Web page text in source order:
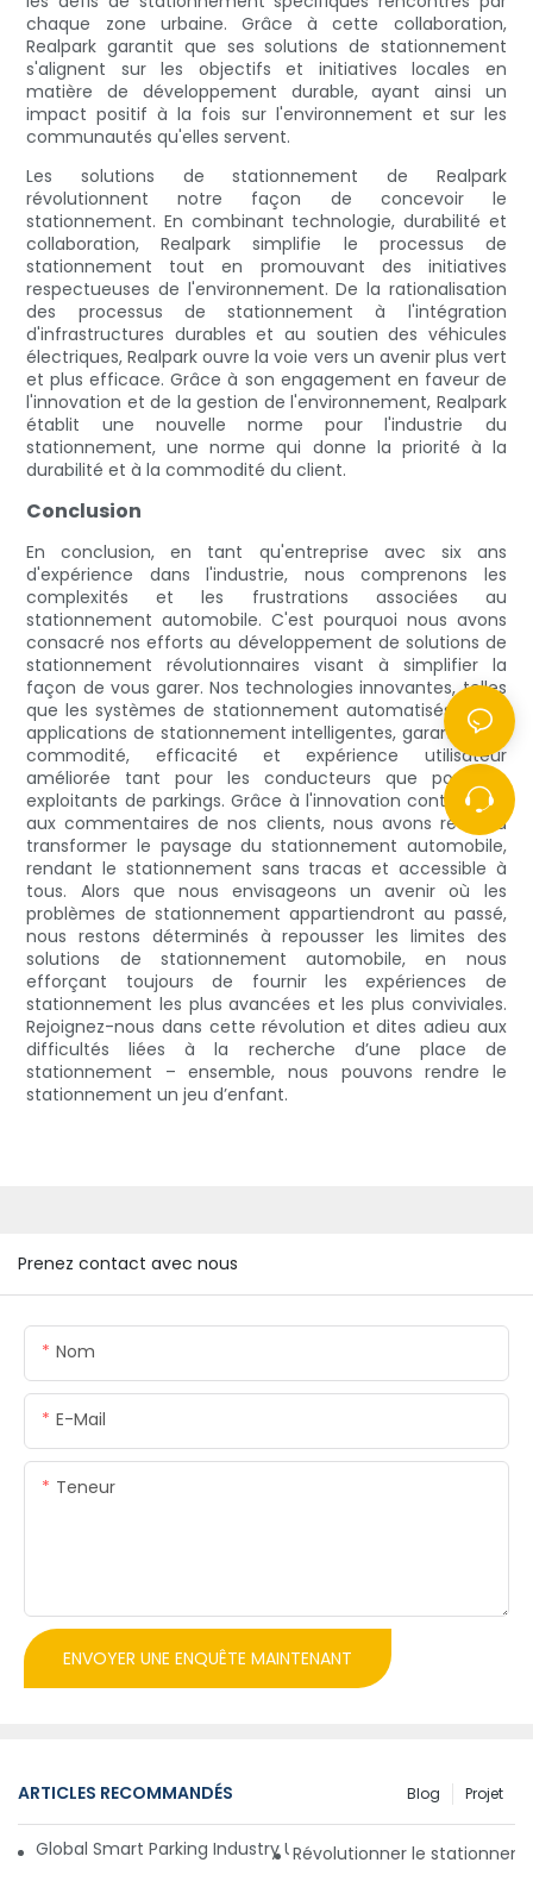
chaque zone urbaine. Grâce à cette collaboration,
Realpark garantit que ses solutions de stationnement
s'alignent sur les objectifs et initiatives locales en
matière de développement durable, ayant ainsi un
impact positif à la fois sur l'environnement et sur les
communautés qu'elles servent.
Les solutions de stationnement de Realpark
révolutionnent notre façon de concevoir le
stationnement. En combinant technologie, durabilité et
collaboration, Realpark simplifie le processus de
stationnement tout en promouvant des initiatives
respectueuses de l'environnement. De la rationalisation
des processus de stationnement à l'intégration
d'infrastructures durables et au soutien des véhicules
électriques, Realpark ouvre la voie vers un avenir plus vert
et plus efficace. Grâce à son engagement en faveur de
l'innovation et de la gestion de l'environnement, Realpark
établit une nouvelle norme pour l'industrie du
stationnement, une norme qui donne la priorité à la
durabilité et à la commodité du client.
Conclusion
En conclusion, en tant qu'entreprise avec six ans
d'expérience dans l'industrie, nous comprenons les
complexités et les frustrations associées au
stationnement automobile. C'est pourquoi nous avons
consacré nos efforts au développement de solutions de
stationnement révolutionnaires visant à simplifier la
façon de vous garer. Nos technologies innovantes, telles
que les systèmes de stationnement automatisés et les
applications de stationnement intelligentes, garantissent
commodité, efficacité et expérience utilisateur
améliorée tant pour les conducteurs que pour les
exploitants de parkings. Grâce à l'innovation continue et
aux commentaires de nos clients, nous avons réussi à
transformer le paysage du stationnement automobile,
rendant le stationnement sans tracas et accessible à
tous. Alors que nous envisageons un avenir où les
problèmes de stationnement appartiendront au passé,
nous restons déterminés à repousser les limites des
solutions de stationnement automobile, en nous
efforçant toujours de fournir les expériences de
stationnement les plus avancées et les plus conviviales.
Rejoignez-nous dans cette révolution et dites adieu aux
difficultés liées à la recherche d’une place de
stationnement – ​​ensemble, nous pouvons rendre le
stationnement un jeu d’enfant.
Prenez contact avec nous
Nom
E-Mail
Teneur
ENVOYER UNE ENQUÊTE MAINTENANT
ARTICLES RECOMMANDÉS Projet
Blog
Global Smart Parking Industry Update for Third Quarter of
Révolutionner le